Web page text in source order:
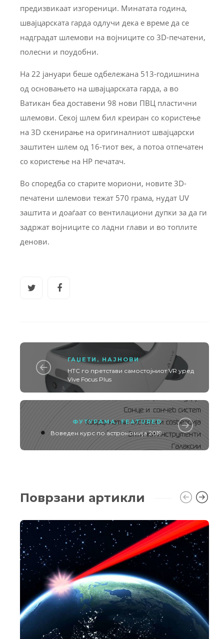
предизвикаат изгореници. Минатата година,
швајцарската гарда одлучи дека е време да се
надградат шлемови на војниците со 3D-печатени,
полесни и поудобни.
На 22 јануари беше одбележана 513-годишнина
од основањето на швајцарската гарда, а во
Ватикан беа доставени 98 нови ПВЦ пластични
шлемови. Секој шлем бил креиран со користење
на 3D скенирање на оригиналниот швајцарски
заштитен шлем од 16-тиот век, а потоа отпечатен
со користење на HP печатач.
Во споредба со старите мориони, новите 3D-
печатени шлемови тежат 570 грама, нудат UV
заштита и доаѓаат со вентилациони дупки за да ги
задржат војниците со ладни глави и во топлите
денови.
ГАЏЕТИ , НАЈНОВИ
HTC го претстави самостојниот VR уред
Vive Focus Plus
ФУТУРАМА,FEATURED
Воведен курс по астрономија 2019
Поврзани артикли